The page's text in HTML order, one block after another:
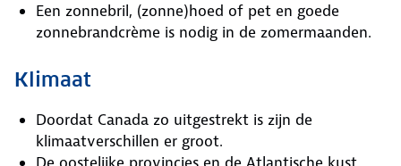
Een zonnebril, (zonne)hoed of pet en goede
zonnebrandcrème is nodig in de zomermaanden.
Klimaat
Doordat Canada zo uitgestrekt is zijn de
klimaatverschillen er groot.